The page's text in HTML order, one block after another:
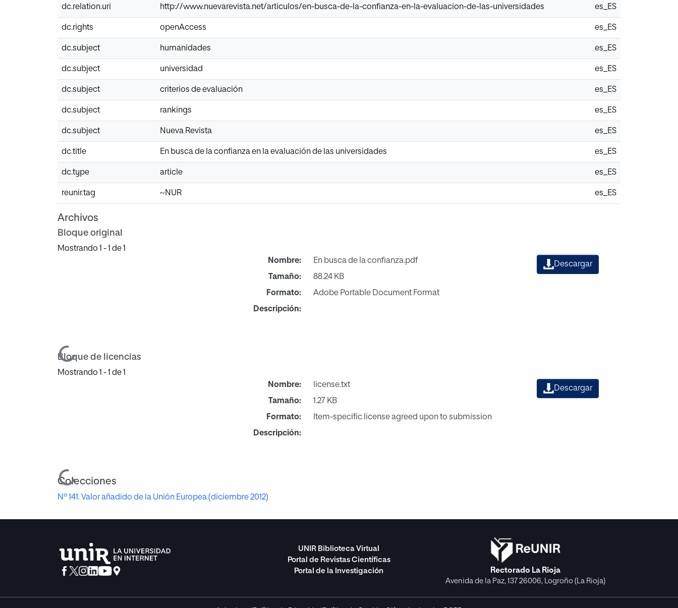
dc.relation.uri http://www.nuevarevista.net/articulos/en-busca-de-la-confianza-en-la-evaluacion-de-las-universidades es_ES
dc.rights openAccess es_ES
dc.subject humanidades es_ES
dc.subject universidad es_ES
dc.subject criterios de evaluación es_ES
dc.subject rankings es_ES
dc.subject Nueva Revista es_ES
dc.title En busca de la confianza en la evaluación de las universidades es_ES
dc.type article es_ES
reunir.tag ~NUR es_ES
Archivos
Bloque original
Mostrando 1 - 1 de 1
Cargando...
Nombre:
En busca de la confianza.pdf
Tamaño:
88.24 KB
Formato:
Adobe Portable Document Format
Descripción:
Descargar
Bloque de licencias
Mostrando 1 - 1 de 1
Cargando...
Nombre:
license.txt
Tamaño:
1.27 KB
Formato:
Item-specific license agreed upon to submission
Descripción:
Descargar
Colecciones
Nº 141. Valor añadido de la Unión Europea (diciembre 2012)
UNIR Biblioteca Virtual
Portal de Revistas Científicas
Portal de la Investigación
Rectorado La Rioja
Avenida de la Paz, 137 26006, Logroño (La Rioja)